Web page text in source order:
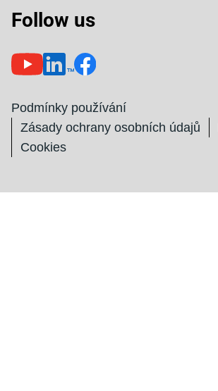
Follow us
Podmínky používání
Zásady ochrany osobních údajů
Cookies